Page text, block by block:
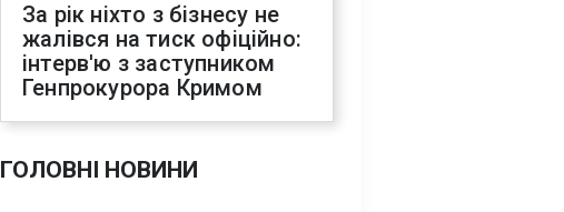
За рік ніхто з бізнесу не
жалівся на тиск офіційно:
інтерв'ю з заступником
Генпрокурора Кримом
ГОЛОВНІ НОВИНИ